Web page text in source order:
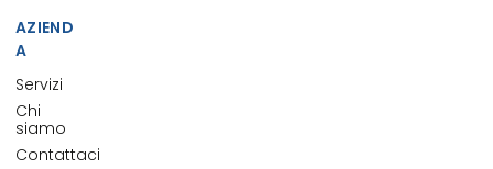
AZIEND
A
Servizi
Chi
siamo
Contattaci